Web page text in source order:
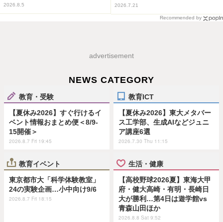
2026.8.5 2026.7.21
Recommended by
advertisement
NEWS CATEGORY
教育・受験
【夏休み2026】すぐ行けるイ
ベント情報おまとめ便＜8/9-
15開催＞
2026.8.7 Fri 19:45
教育ICT
【夏休み2026】東大メタバー
ス工学部、生成AIなどジュニ
ア講座6選
2026.7.30 Thu 11:15
教育イベント
東京都市大「科学体験教室」
24の実験企画…小中向け9/6
2026.8.7 Fri 18:15
生活・健康
【高校野球2026夏】東海大甲
府・健大高崎・有明・長崎日
大が勝利…第4日は遊学館vs
青森山田ほか
2026.8.8 Sat 9:52